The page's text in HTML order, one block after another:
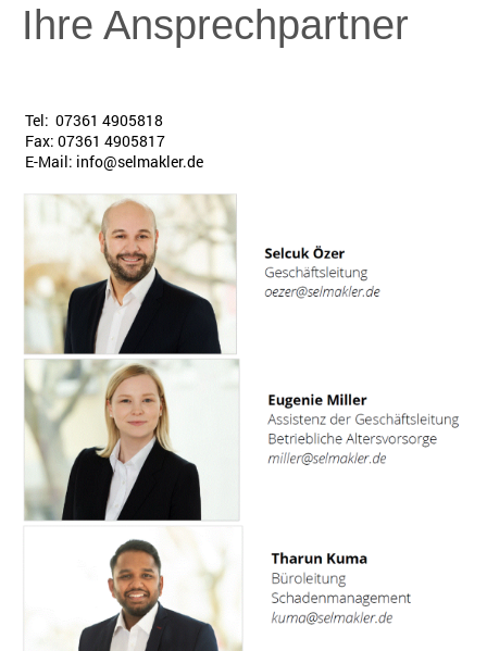
Ihre Ansprechpartner
Tel: 07361 4905818
Fax: 07361 4905817
E-Mail: info@selmakler.de